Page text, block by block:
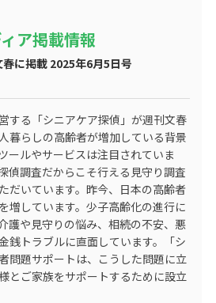
ア掲載情報
に掲載 2025年6月5日号
する 「シニアケア探偵」 が週刊文春
暮らしの高齢者が増加している背景
ールやサービスは注目されていま
偵調査だからこそ行える見守り調査
だいています。昨今、日本の高齢者
増しています。少子高齢化の進行に
護や見守りの悩み、相続の不安、悪
銭トラブルに直面しています。「シ
問題サポートは、こうした問題に立
とご家族をサポートするために設立